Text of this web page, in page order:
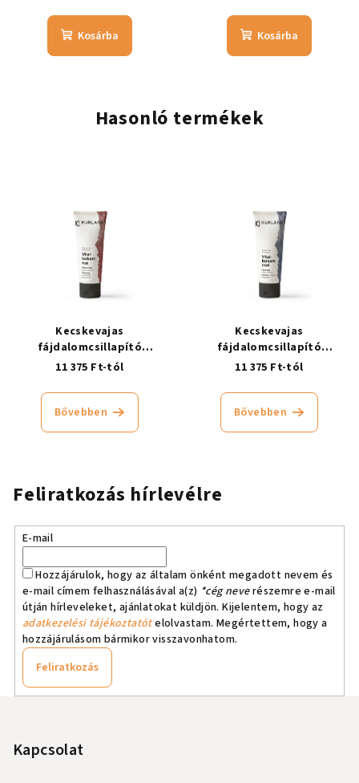
Kosárba Kosárba
Hasonló termékek
Kecskevajas
fájdalomcsillapító
ízületbalzsam, melegítő
11 375 Ft-tól
Bővebben
Kecskevajas
fájdalomcsillapító
ízületbalzsam, hűsítő
11 375 Ft-tól
Bővebben
Feliratkozás hírlevélre
E-mail
Hozzájárulok, hogy az általam önként megadott nevem és
e-mail címem felhasználásával a(z) *cég neverészemre e-mail
útján hírleveleket, ajánlatokat küldjön. Kijelentem, hogy az
adatkezelési tájékoztatótelolvastam. Megértettem, hogy a
hozzájárulásom bármikor visszavonhatom.
Feliratkozás
Kapcsolat